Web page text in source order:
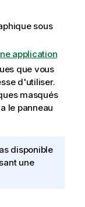
sous
application
que vous
d'utiliser.
masqués
le panneau
disponible
une